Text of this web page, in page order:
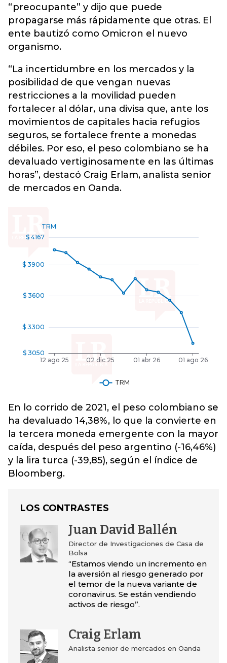
“preocupante” y dijo que puede
propagarse más rápidamente que otras. El
ente bautizó como Omicron el nuevo
organismo.
“La incertidumbre en los mercados y la
posibilidad de que vengan nuevas
restricciones a la movilidad pueden
fortalecer al dólar, una divisa que, ante los
movimientos de capitales hacia refugios
seguros, se fortalece frente a monedas
débiles. Por eso, el peso colombiano se ha
devaluado vertiginosamente en las últimas
horas”, destacó Craig Erlam, analista senior
de mercados en Oanda.
En lo corrido de 2021, el peso colombiano se
ha devaluado 14,38%, lo que la convierte en
la tercera moneda emergente con la mayor
caída, después del peso argentino (-16,46%)
y la lira turca (-39,85), según el índice de
Bloomberg.
LOS CONTRASTES
Juan David Ballén
Director de Investigaciones de Casa de
Bolsa
“Estamos viendo un incremento en
la aversión al riesgo generado por
el temor de la nueva variante de
coronavirus. Se están vendiendo
activos de riesgo”.
Craig Erlam
Analista senior de mercados en Oanda